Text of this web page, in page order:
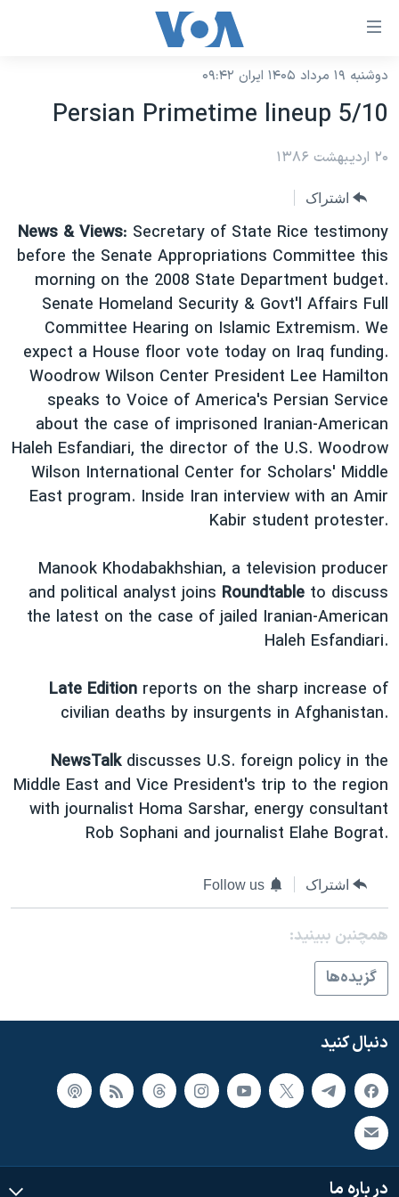
لینکهای
دسترسی
جهش
محتوای
جهش
به
صفحه
اصلی
جهش
به
جستجو
نسخه سبک وب‌سایت
موضوع ها
ایران
آمریکا
جهان
ورزشی
گزیده‌ها
ویژه برنامه‌ها
ویدیوها
فرهنگ و زندگی
حقوق شهروندی
اقتصادی
علم و فناوری
گالری عکس
آرشیو پخش زنده
برنامه های تلویزیونی
جدول برنامه ها
صفحه‌های ویژه
جام جهانی ۲۰۲۶
عملیات خشم حماسی
۲۵۰سالگی آمریکا
بایگانی برنامه‌های تلویزیونی
مستندها
انتخابات ریاست جمهوری آمریکا ۲۰۲۴
حمله جمهوری اسلامی به اسرائیل
رمز مهسا
اعتراضات زن، زندگی، آزادی
مجموعه مستندهای دادخواهی
تریبونال مردمی آبان ۹۸
چهل سال گروگان‌گیری
اعتراضات مردمی آبان ۹۸
اسرائیل در جنگ
نرگس محمدی برنده جایزه نوبل صلح
صفحه‌های ویژه
سفر پرزیدنت ترامپ به چین
فرکانس‌های صدای آمریکا
پخش رادیویی
یادگیری زبان انگلیسی
دنبال کنید
زبانهای مختلف
دوشنبه ۱۹ مرداد ۱۴۰۵ ایران ۰۹:۴۲
Persian Primetime lineup 5/10
۲۰ اردیبهشت ۱۳۸۶
اشتراک
News & Views: Secretary of State Rice testimony
before the Senate Appropriations Committee this
morning on the 2008 State Department budget.
Senate Homeland Security & Govt'l Affairs Full
Committee Hearing on Islamic Extremism. We
expect a House floor vote today on Iraq funding.
Woodrow Wilson Center President Lee Hamilton
speaks to Voice of America's Persian Service
about the case of imprisoned Iranian-American
Haleh Esfandiari, the director of the U.S. Woodrow
Wilson International Center for Scholars' Middle
East program. Inside Iran interview with an Amir
Kabir student protester.
Manook Khodabakhshian, a television producer
and political analyst joins Roundtable to discuss
the latest on the case of jailed Iranian-American
Haleh Esfandiari.
Late Edition reports on the sharp increase of
civilian deaths by insurgents in Afghanistan.
NewsTalkdiscusses U.S. foreign policy in the
Middle East and Vice President's trip to the region
with journalist Homa Sarshar, energy consultant
Rob Sophani and journalist Elahe Bograt.
اشتراک Follow us
همچنبن ببینید:
گزيده‌ها
دنبال کنید
در باره ما